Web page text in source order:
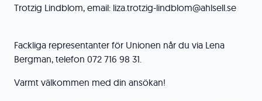
Trotzig Lindblom, email: liza.trotzig-lindblom@ahlsell.se
Fackliga representanter för Unionen når du via Lena
Bergman, telefon 072 716 98 31.
Varmt välkommen med din ansökan!